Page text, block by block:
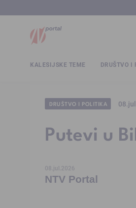
KALESIJSKE TEME DRUŠTVO I
DRUŠTVO I POLITIKA
Putevi u
08.jul.2026
NTV Portal